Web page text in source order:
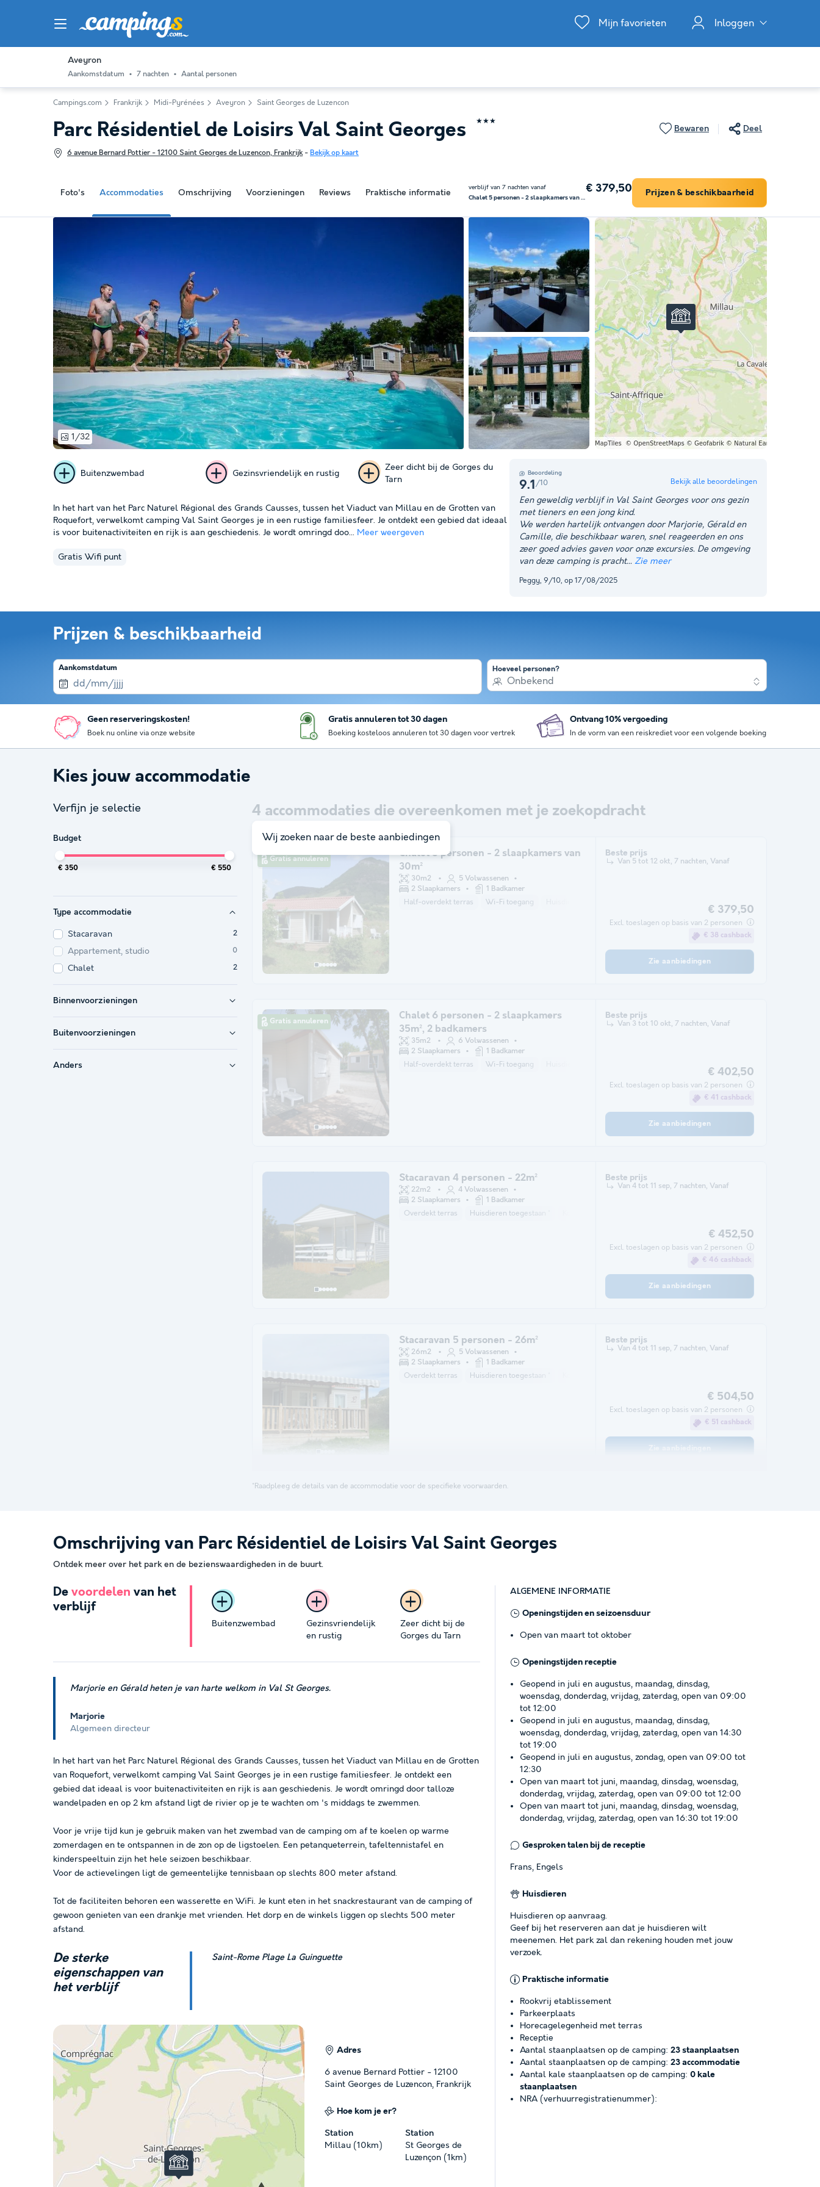
Mijn favorieten Inloggen
Aveyron
Aankomstdatum 7 nachten Aantal personen
Campings.com Frankrijk Midi-Pyrénées Aveyron Saint Georges de Luzencon
Foto's Accommodaties Omschrijving Voorzieningen Reviews Praktische informatie
verblijf van 7 nachten vanaf
Chalet 5 personen - 2 slaapkamers van 30m²
€ 379,50 Prijzen & beschikbaarheid
Parc Résidentiel de Loisirs Val Saint Georges ★★★
Bewaren Deel
6 avenue Bernard Pottier - 12100 Saint Georges de Luzencon, Frankrijk- Bekijk op kaart
foto's
1/32
Beoordeling
9.1 /10 Bekijk alle beoordelingen
Een geweldig verblijf in Val Saint Georges voor ons gezin
met tieners en een jong kind.
We werden hartelijk ontvangen door Marjorie, Gérald en
Camille, die beschikbaar waren, snel reageerden en ons
zeer goed advies gaven voor onze excursies. De omgeving
van deze camping is pracht
Zie meer
Peggy, 9/10, op 17/08/2025
Buitenzwembad Gezinsvriendelijk en rustig
Zeer dicht bij de Gorges du
Tarn
In het hart van het Parc Naturel Régional des Grands Causses, tussen het Viaduct van Millau en de Grotten van
Roquefort, verwelkomt camping Val Saint Georges je in een rustige familiesfeer. Je ontdekt een gebied dat ideaal
is voor buitenactiviteiten en rijk is aan geschiedenis. Je wordt omringd doo... Meer weergeven
Gratis Wifi punt
Prijzen & beschikbaarheid
Aankomstdatum Hoeveel personen?
Onbekend
Geen reserveringskosten!
Boek nu online via onze website
Gratis annuleren tot 30 dagen
Boeking kosteloos annuleren tot 30 dagen voor vertrek
Ontvang 10% vergoeding
In de vorm van een reiskrediet voor een volgende boeking
Kies jouw accommodatie
Verfijn je selectie
Budget
€ 350 € 550
Type accommodatie
Stacaravan 2
Appartement, studio 0
Chalet 2
Binnenvoorzieningen
Buitenvoorzieningen
Anders
4 accommodaties die overeenkomen met je zoekopdracht
Gratis annuleren
Chalet 5 personen - 2 slaapkamers van
30m²
30m2
5 Volwassenen
2 Slaapkamers
1 Badkamer
Half-overdekt terras Wi-Fi toegang
Beste prijs
Van 5 tot 12 okt, 7 nachten, Vanaf
€ 379,50
Excl. toeslagen op basis van 2 personen
€ 38 cashback
Zie aanbiedingen
Gratis annuleren
Chalet 6 personen - 2 slaapkamers
35m², 2 badkamers
35m2
6 Volwassenen
2 Slaapkamers
1 Badkamer
Half-overdekt terras Wi-Fi toegang
Beste prijs
Van 3 tot 10 okt, 7 nachten, Vanaf
€ 402,50
Excl. toeslagen op basis van 2 personen
€ 41 cashback
Zie aanbiedingen
Stacaravan 4 personen - 22m²
22m2
4 Volwassenen
2 Slaapkamers
1 Badkamer
Overdekt terras Huisdieren toegestaan *
Beste prijs
Van 4 tot 11 sep, 7 nachten, Vanaf
€ 452,50
Excl. toeslagen op basis van 2 personen
€ 46 cashback
Zie aanbiedingen
Stacaravan 5 personen - 26m²
26m2
5 Volwassenen
2 Slaapkamers
1 Badkamer
Overdekt terras Huisdieren toegestaan *
Beste prijs
Van 4 tot 11 sep, 7 nachten, Vanaf
€ 504,50
Excl. toeslagen op basis van 2 personen
€ 51 cashback
Zie aanbiedingen
*Raadpleeg de details van de accommodatie voor de specifieke voorwaarden.
Wij zoeken naar de beste aanbiedingen
Omschrijving van Parc Résidentiel de Loisirs Val Saint Georges
Ontdek meer over het park en de bezienswaardigheden in de buurt.
De voordelen van het
verblijf
Buitenzwembad
Gezinsvriendelijk
en rustig
Zeer dicht bij de
Gorges du Tarn
Marjorie en Gérald heten je van harte welkom in Val St Georges.
Marjorie
Algemeen directeur
In het hart van het Parc Naturel Régional des Grands Causses, tussen het Viaduct van Millau en de Grotten
van Roquefort, verwelkomt camping Val Saint Georges je in een rustige familiesfeer. Je ontdekt een
gebied dat ideaal is voor buitenactiviteiten en rijk is aan geschiedenis. Je wordt omringd door talloze
wandelpaden en op 2 km afstand ligt de rivier op je te wachten om 's middags te zwemmen.
Voor je vrije tijd kun je gebruik maken van het zwembad van de camping om af te koelen op warme
zomerdagen en te ontspannen in de zon op de ligstoelen. Een petanqueterrein, tafeltennistafel en
kinderspeeltuin zijn het hele seizoen beschikbaar.
Voor de actievelingen ligt de gemeentelijke tennisbaan op slechts 800 meter afstand.
Tot de faciliteiten behoren een wasserette en WiFi. Je kunt eten in het snackrestaurant van de camping of
gewoon genieten van een drankje met vrienden. Het dorp en de winkels liggen op slechts 500 meter
afstand.
De sterke
eigenschappenvan
het verblijf
Saint-Rome Plage La Guinguette
Adres
6 avenue Bernard Pottier - 12100
Saint Georges de Luzencon, Frankrijk
Hoe kom je er?
Station
Millau (10km)
Station
St Georges de
Luzençon (1km)
ALGEMENE INFORMATIE
Openingstijden en seizoensduur
Open van maart tot oktober
Openingstijden receptie
Geopend in juli en augustus, maandag, dinsdag,
woensdag, donderdag, vrijdag, zaterdag, open van 09:00
tot 12:00
Geopend in juli en augustus, maandag, dinsdag,
woensdag, donderdag, vrijdag, zaterdag, open van 14:30
tot 19:00
Geopend in juli en augustus, zondag, open van 09:00 tot
12:30
Open van maart tot juni, maandag, dinsdag, woensdag,
donderdag, vrijdag, zaterdag, open van 09:00 tot 12:00
Open van maart tot juni, maandag, dinsdag, woensdag,
donderdag, vrijdag, zaterdag, open van 16:30 tot 19:00
Gesproken talen bij de receptie
Frans, Engels
Huisdieren
Huisdieren op aanvraag.
Geef bij het reserveren aan dat je huisdieren wilt
meenemen. Het park zal dan rekening houden met jouw
verzoek.
Praktische informatie
Rookvrij etablissement
Parkeerplaats
Horecagelegenheid met terras
Receptie
Aantal staanplaatsen op de camping:23 staanplaatsen
Aantal staanplaatsen op de camping:23 accommodatie
Aantal kale staanplaatsen op de camping:0 kale
staanplaatsen
NRA (verhuurregistratienummer):